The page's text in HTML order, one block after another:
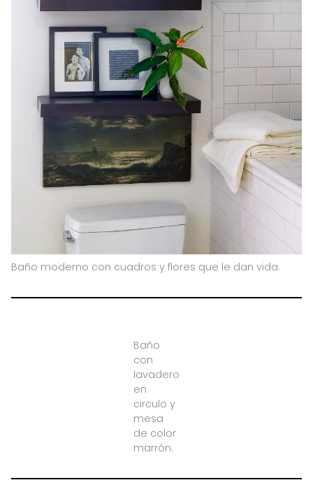
Baño moderno con cuadros y flores que le dan vida.
Baño
con
lavadero
en
circulo y
mesa
de color
marròn.